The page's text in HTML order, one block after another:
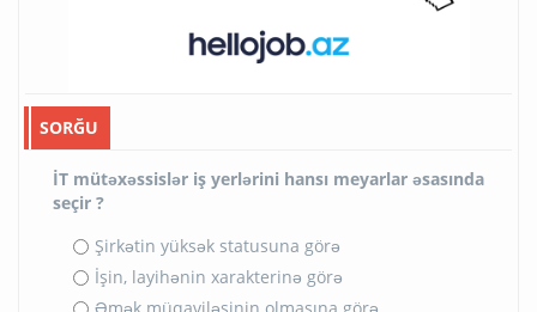
SORĞU
İT mütəxəssislər iş yerlərini hansı meyarlar əsasında
seçir ?
Şirkətin yüksək statusuna görə
İşin, layihənin xarakterinə görə